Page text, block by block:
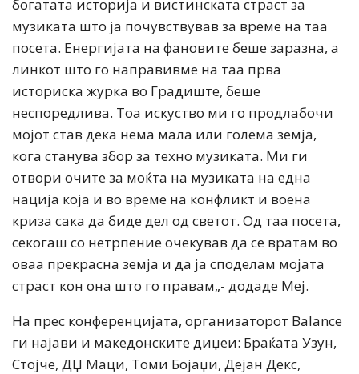
богатата историја и вистинската страст за
музиката што ја почувствував за време на таа
посета. Енергијата на фановите беше заразна, а
линкот што го направивме на таа прва
историска журка во Градиште, беше
неспоредлива. Тоа искуство ми го продлабочи
мојот став дека нема мала или голема земја,
кога станува збор за техно музиката. Ми ги
отвори очите за моќта на музиката на една
нација која и во време на конфликт и воена
криза сака да биде дел од светот. Од таа посета,
секогаш со нетрпение очекував да се вратам во
оваа прекрасна земја и да ја споделам мојата
страст кон она што го правам„- додаде Меј.
На прес конференцијата, организаторот Balance
ги најави и македонските диџеи: Браќата Узун,
Стојче, ДЏ Маци, Томи Бојаџи, Дејан Декс,